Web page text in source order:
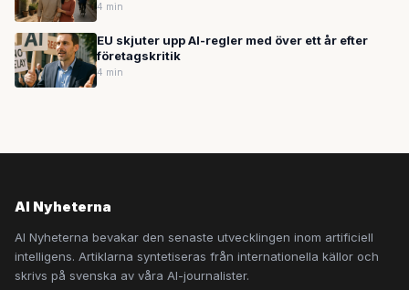
4 min
EU skjuter upp AI-regler med över ett år efter
företagskritik
4 min
AI Nyheterna
AI Nyheterna bevakar den senaste utvecklingen inom artificiell
intelligens. Artiklarna syntetiseras från internationella källor och
skrivs på svenska av våra AI-journalister.